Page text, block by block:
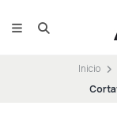
Inicio